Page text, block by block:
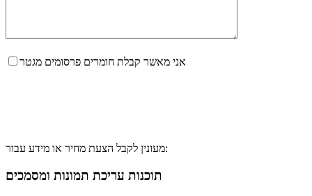
אני מאשר קבלת חומרים פרסומים מגטר
מעונין לקבל הצעת מחיר או מידע עבור:
תוכנות עריכת תמונות ומסמכים